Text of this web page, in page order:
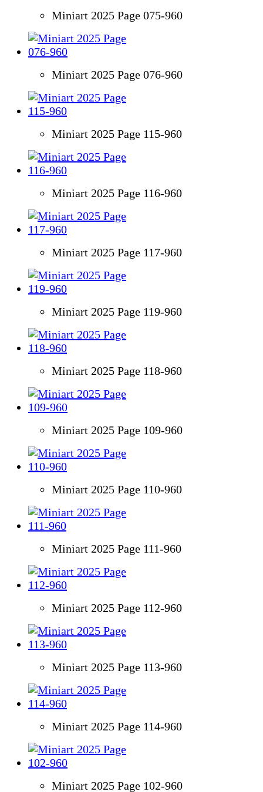
Miniart 2025 Page 075-960
Miniart 2025 Page 076-960
Miniart 2025 Page 115-960
Miniart 2025 Page 116-960
Miniart 2025 Page 117-960
Miniart 2025 Page 119-960
Miniart 2025 Page 118-960
Miniart 2025 Page 109-960
Miniart 2025 Page 110-960
Miniart 2025 Page 111-960
Miniart 2025 Page 112-960
Miniart 2025 Page 113-960
Miniart 2025 Page 114-960
Miniart 2025 Page 102-960